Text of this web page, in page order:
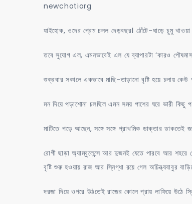
newchotiorg
যাইহোক, ওদের প্রেম চলল দেড়বছর। ঠোঁটে-ঘাড়ে চুমু খাওয়া
তবে সুযোগ এল, এমনভাবেই এল যে ব্যাপারটা ‘কারও
শুক্রবার সকালে একভাবে মাছি-তাড়ানো বৃষ্টি হয়ে চলায়
মন দিয়ে পড়াশোনা চলছিল এমন সময় পাশের ঘরে ভারী কিছু
মাটিতে পড়ে আছেন, সঙ্গে সঙ্গে প্রাথমিক ডাক্তার ডাকতেই
রোগী ছাড়া অ্যাম্বুলেন্সে আর দুজনই যেতে পারবে আর
বৃষ্টি শুরু হওয়ায় রাজ আর স্নিগ্ধা রয়ে গেল
দরজা দিয়ে ওপরে উঠতেই রাজের কোলে প্রায় লাফিয়ে উঠে